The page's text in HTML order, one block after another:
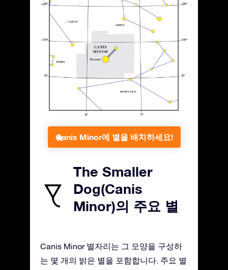
Canis Minor에 별을 배치하세요!
The Smaller
Dog(Canis
Minor)의 주요 별
Canis Minor 별자리는 그 모양을 구성하
는 몇 개의 밝은 별을 포함합니다. 주요 별